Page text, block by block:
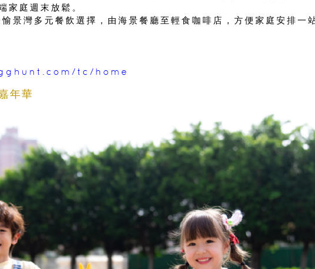
家庭週末放鬆。
景灣多元餐飲選擇，由海景餐廳至輕食咖啡店，方便家庭安排一
tc/home
年華